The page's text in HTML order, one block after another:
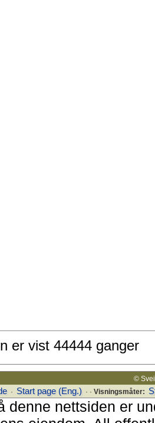
er vist 44444 ganger
©
· Start page (Eng.) · · Visningsmåter:
denne nettsiden er